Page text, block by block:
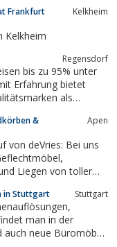
Frankfurt
Kelkheim
Kelkheim
Regensdorf
bis zu 95% unter
Erfahrung bietet
als
-
&
Apen
von deVries: Bei uns
passendem
in Stuttgart Stuttgart
man in der
auch neue Büromöbel